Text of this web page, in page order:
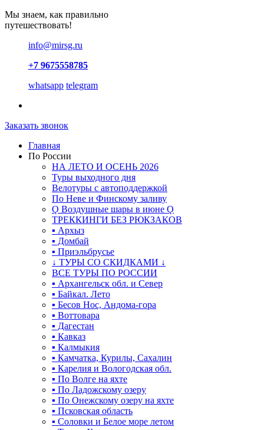
Мы знаем, как правильно
путешествовать!
info@mirsg.ru
+7 9675558785
whatsapp telegram
Заказать звонок
Главная
По России
НА ЛЕТО И ОСЕНЬ 2026
Туры выходного дня
Велотуры с автоподдержкой
По Неве и Финскому заливу
Ǫ Воздушные шары в июне Ǫ
ТРЕККИНГИ БЕЗ РЮКЗАКОВ
▪ Архыз
▪ Домбай
▪ Приэльбрусье
↓ ТУРЫ СО СКИДКАМИ ↓
ВСЕ ТУРЫ ПО РОССИИ
▪ Архангельск обл. и Север
▪ Байкал. Лето
▪ Бесов Нос, Андома-гора
▪ Воттовара
▪ Дагестан
▪ Кавказ
▪ Калмыкия
▪ Камчатка, Курилы, Сахалин
▪ Карелия и Вологодская обл.
▪ По Волге на яхте
▪ По Ладожскому озеру
▪ По Онежскому озеру на яхте
▪ Псковская область
▪ Соловки и Белое море летом